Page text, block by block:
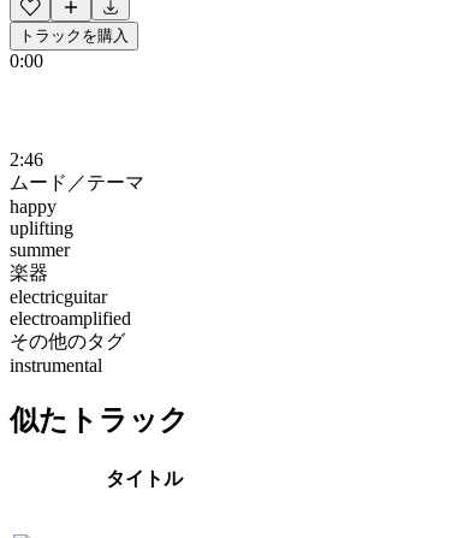
トラックを購入
0:00
2:46
ムード／テーマ
happy
uplifting
summer
楽器
electricguitar
electroamplified
その他のタグ
instrumental
似たトラック
タイトル